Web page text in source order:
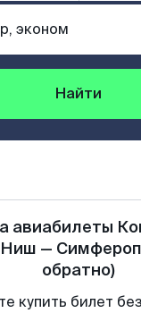
Найти
авиабилеты
Ниш —
обратно)
купить билет